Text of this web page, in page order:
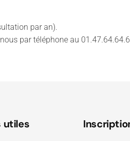
par an).
par téléphone au
utiles